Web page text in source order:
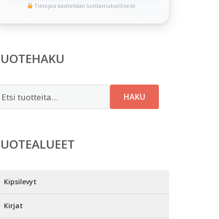
Tietojasi käsitellään luottamuksellisesti
HAKU
Kipsilevyt
Kirjat